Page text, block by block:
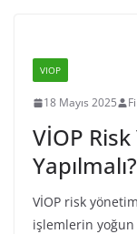
VIOP
18 Mayıs 2025
VİOP
Yapılmalı?
VİOP risk
işlemlerin